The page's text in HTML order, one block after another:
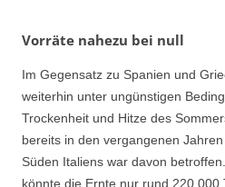
Vorräte nahezu bei null
Im Gegensatz zu Spanien und
weiterhin unter ungünstigen
Trockenheit und Hitze des
bereits in den vergangenen
Süden Italiens war davon
könnte die Ernte nur rund 220.000